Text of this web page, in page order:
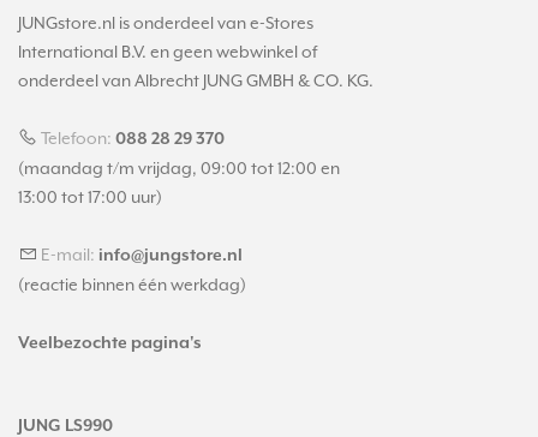
JUNGstore.nl is onderdeel van e-Stores
International B.V. en geen webwinkel of
onderdeel van Albrecht JUNG GMBH & CO. KG.
Telefoon: 088 28 29 370
(maandag t/m vrijdag, 09:00 tot 12:00 en
13:00 tot 17:00 uur)
E-mail: info@jungstore.nl
(reactie binnen één werkdag)
Veelbezochte pagina's
JUNG LS990